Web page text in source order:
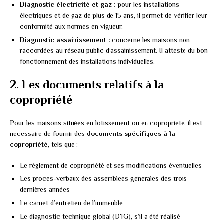
Diagnostic électricité et gaz : pour les installations
électriques et de gaz de plus de 15 ans, il permet de vérifier leur
conformité aux normes en vigueur.
Diagnostic assainissement : concerne les maisons non
raccordées au réseau public d’assainissement. Il atteste du bon
fonctionnement des installations individuelles.
2. Les documents relatifs à la
copropriété
Pour les maisons situées en lotissement ou en copropriété, il est
nécessaire de fournir des documents spécifiques à la
copropriété, tels que :
Le règlement de copropriété et ses modifications éventuelles
Les procès-verbaux des assemblées générales des trois
dernières années
Le carnet d’entretien de l’immeuble
Le diagnostic technique global (DTG), s’il a été réalisé